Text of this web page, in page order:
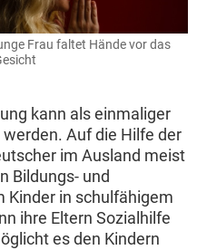
Frau faltet Hände vor das
kann als einmaliger
Auf die Hilfe der
im Ausland meist
Bildungs- und
Kinder in schulfähigem
ihre Eltern Sozialhilfe
es den Kindern